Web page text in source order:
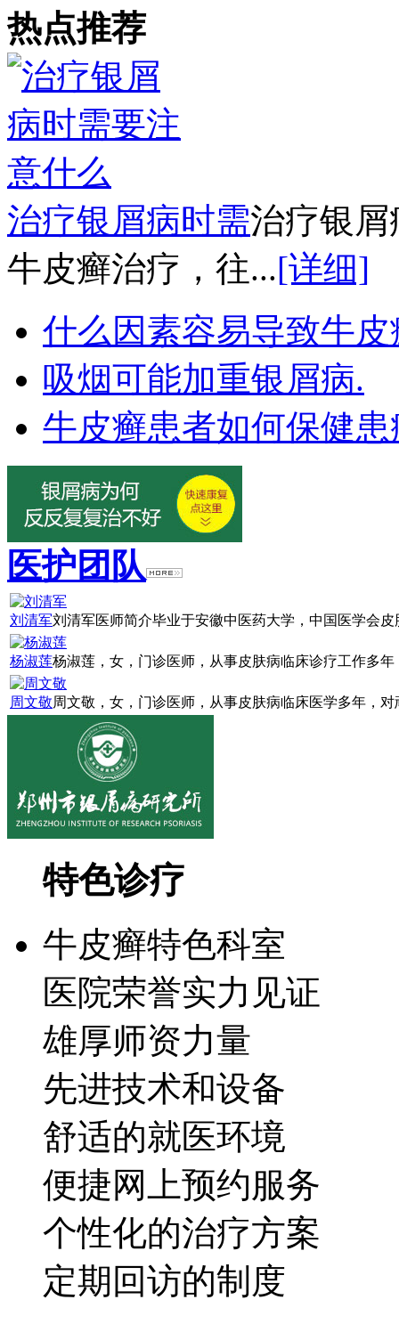
热点推荐
治疗银屑病时需治疗银
牛皮癣治疗，往...[详细]
什么因素容易导致牛皮
吸烟可能加重银屑病.
牛皮癣患者如何保健
医护团队
刘清军刘清军医师简介毕业于安徽中医药大学，中国医学会
杨淑莲杨淑莲，女，门诊医师，从事皮肤病临床诊疗工作多
周文敬周文敬，女，门诊医师，从事皮肤病临床医学多年，
特色诊疗
牛皮癣特色科室
医院荣誉实力见证
雄厚师资力量
先进技术和设备
舒适的就医环境
便捷网上预约服务
个性化的治疗方案
定期回访的制度